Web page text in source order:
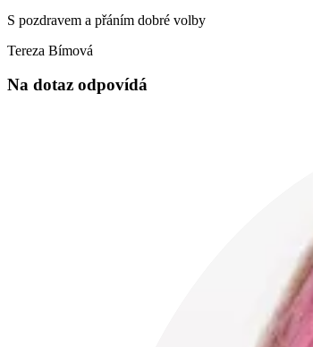
S pozdravem a přáním dobré volby
Tereza Bímová
Na dotaz odpovídá